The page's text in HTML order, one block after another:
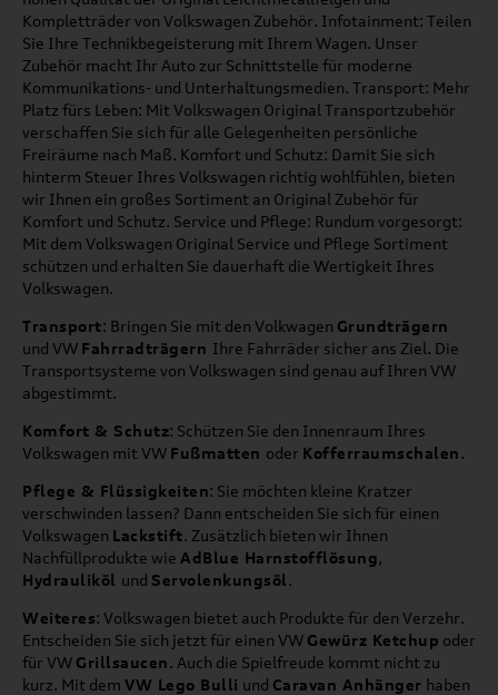
Kompletträder von Volkswagen Zubehör. Infotainment: Teilen
Sie Ihre Technikbegeisterung mit Ihrem Wagen. Unser
Zubehör macht Ihr Auto zur Schnittstelle für moderne
Kommunikations- und Unterhaltungsmedien. Transport: Mehr
Platz fürs Leben: Mit Volkswagen Original Transportzubehör
verschaffen Sie sich für alle Gelegenheiten persönliche
Freiräume nach Maß. Komfort und Schutz: Damit Sie sich
hinterm Steuer Ihres Volkswagen richtig wohlfühlen, bieten
wir Ihnen ein großes Sortiment an Original Zubehör für
Komfort und Schutz. Service und Pflege: Rundum vorgesorgt:
Mit dem Volkswagen Original Service und Pflege Sortiment
schützen und erhalten Sie dauerhaft die Wertigkeit Ihres
Volkswagen.
Transport: Bringen Sie mit den Volkwagen Grundträgern
und VW Fahrradträgern Ihre Fahrräder sicher ans Ziel. Die
Transportsysteme von Volkswagen sind genau auf Ihren VW
abgestimmt.
Komfort & Schutz: Schützen Sie den Innenraum Ihres
Volkswagen mit VW Fußmatten oder Kofferraumschalen.
Pflege & Flüssigkeiten: Sie möchten kleine Kratzer
verschwinden lassen? Dann entscheiden Sie sich für einen
Volkswagen Lackstift. Zusätzlich bieten wir Ihnen
Nachfüllprodukte wie AdBlue Harnstofflösung,
Hydrauliköl und Servolenkungsöl.
Weiteres: Volkswagen bietet auch Produkte für den Verzehr.
Entscheiden Sie sich jetzt für einen VW Gewürz Ketchup oder
für VW Grillsaucen. Auch die Spielfreude kommt nicht zu
kurz. Mit dem VW Lego Bulli und Caravan Anhänger haben